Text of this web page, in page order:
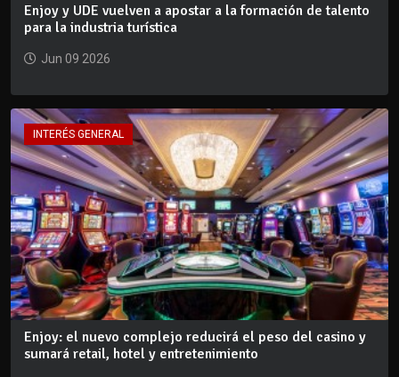
Enjoy y UDE vuelven a apostar a la formación de talento
para la industria turística
Jun 09 2026
INTERÉS GENERAL
Enjoy: el nuevo complejo reducirá el peso del casino y
sumará retail, hotel y entretenimiento